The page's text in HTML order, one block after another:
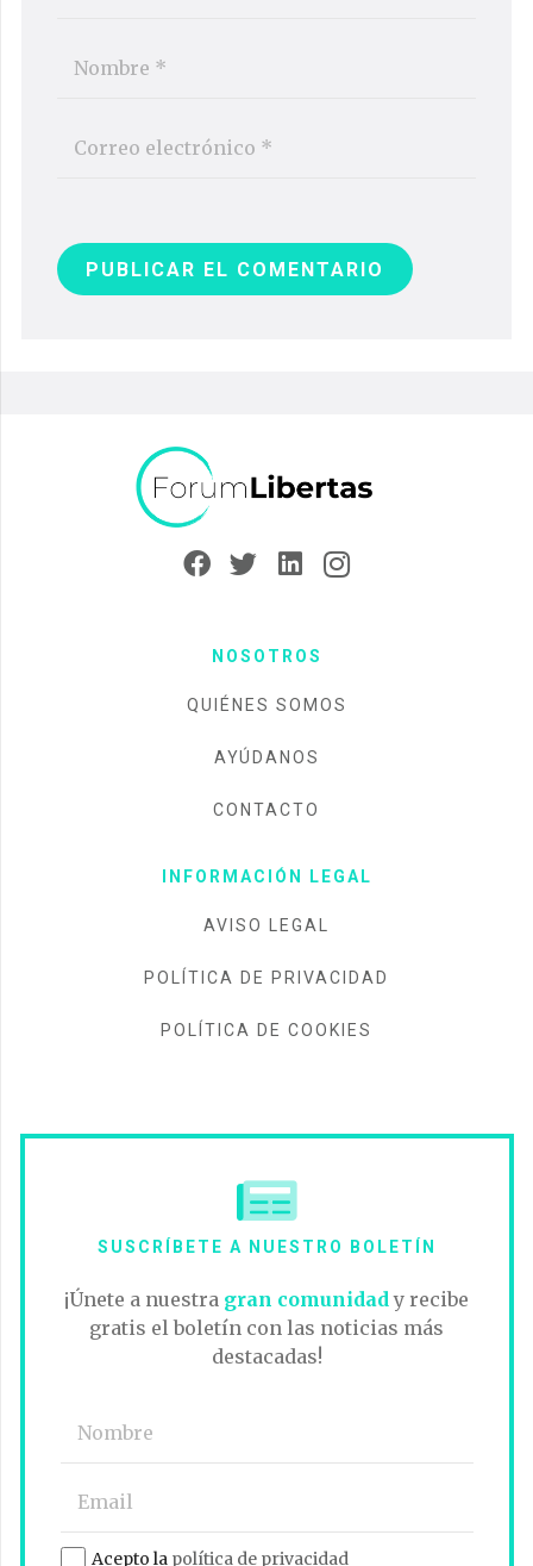
PUBLICAR EL COMENTARIO
NOSOTROS
QUIÉNES SOMOS
AYÚDANOS
CONTACTO
INFORMACIÓN LEGAL
AVISO LEGAL
POLÍTICA DE PRIVACIDAD
POLÍTICA DE COOKIES
SUSCRÍBETE A NUESTRO BOLETÍN
¡Únete a nuestra gran comunidad y recibe
gratis el boletín con las noticias más
destacadas!
Acepto la política de privacidad